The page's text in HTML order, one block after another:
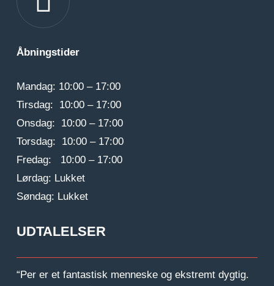
Åbningstider
Mandag: 10:00 – 17:00
Tirsdag: 10:00 – 17:00
Onsdag: 10:00 – 17:00
Torsdag: 10:00 – 17:00
Fredag: 10:00 – 17:00
Lørdag: Lukket
Søndag: Lukket
UDTALELSER
“Per er et fantastisk menneske og ekstremt dygtig.